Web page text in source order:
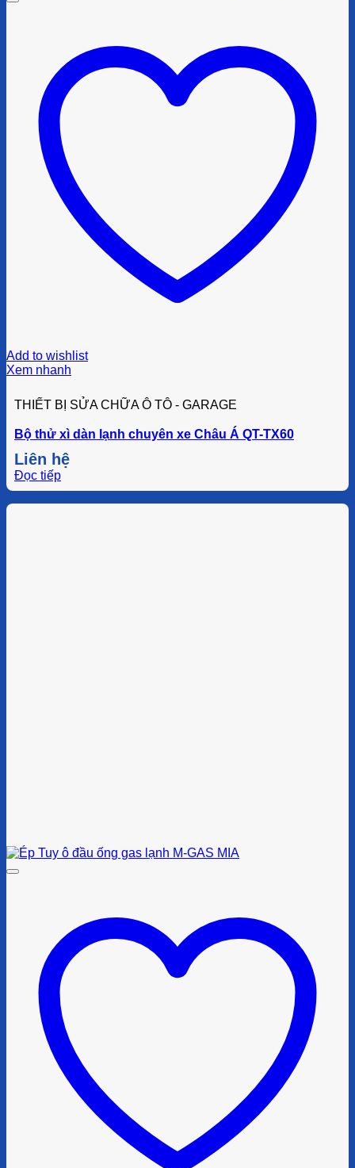
Add to wishlist
Xem nhanh
THIẾT BỊ SỬA CHỮA Ô TÔ - GARAGE
Bộ thử xì dàn lạnh chuyên xe Châu Á QT-TX60
Liên hệ
Đọc tiếp